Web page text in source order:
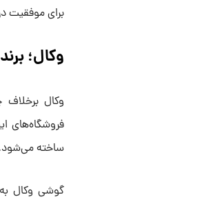
برای موفقیت
وکال؛
وکال برخلاف
فروشگاه‌های
ساخته